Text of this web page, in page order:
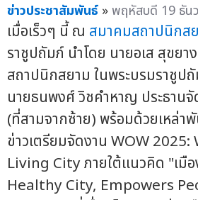
ข่าวประชาสัมพันธ์ »พฤหัสบดี 19 ธัน
เมื่อเร็วๆ นี้ ณ สมาคมสถาปนิกส
ราชูปถัมภ์ นำโดย นายอเส สุขย
สถาปนิกสยาม ในพระบรมราชูป
นายธนพงศ์ วิชคำหาญ ประธาน
(ที่สามจากซ้าย) พร้อมด้วยเหล่า
ข่าวเตรียมจัดงาน WOW
Living City ภายใต้แนวคิด "เมื
Healthy City, Empowers